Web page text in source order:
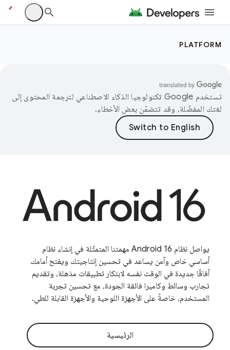
PLATFORM
تستخدم Google تكنولوجيا الذكاء الاصطناعي لترجمة المحتوى إلى
لغتك المفضّلة، وقد تتضمّن بعض الأخطاء.
يواصل نظام Android 16 مهمتنا المتمثّلة في إنشاء نظام
أساسي خاص وآمن يساعد في تحسين إنتاجيتك ويفتح أمامك
آفاقًا جديدة في الوقت نفسه لابتكار تطبيقات مذهلة، وتقديم
تجارب وسائط وكاميرا فائقة الجودة، مع تحسين تجربة
المستخدم، خاصةً على الأجهزة اللوحية والأجهزة القابلة للطي.
الرئيسية